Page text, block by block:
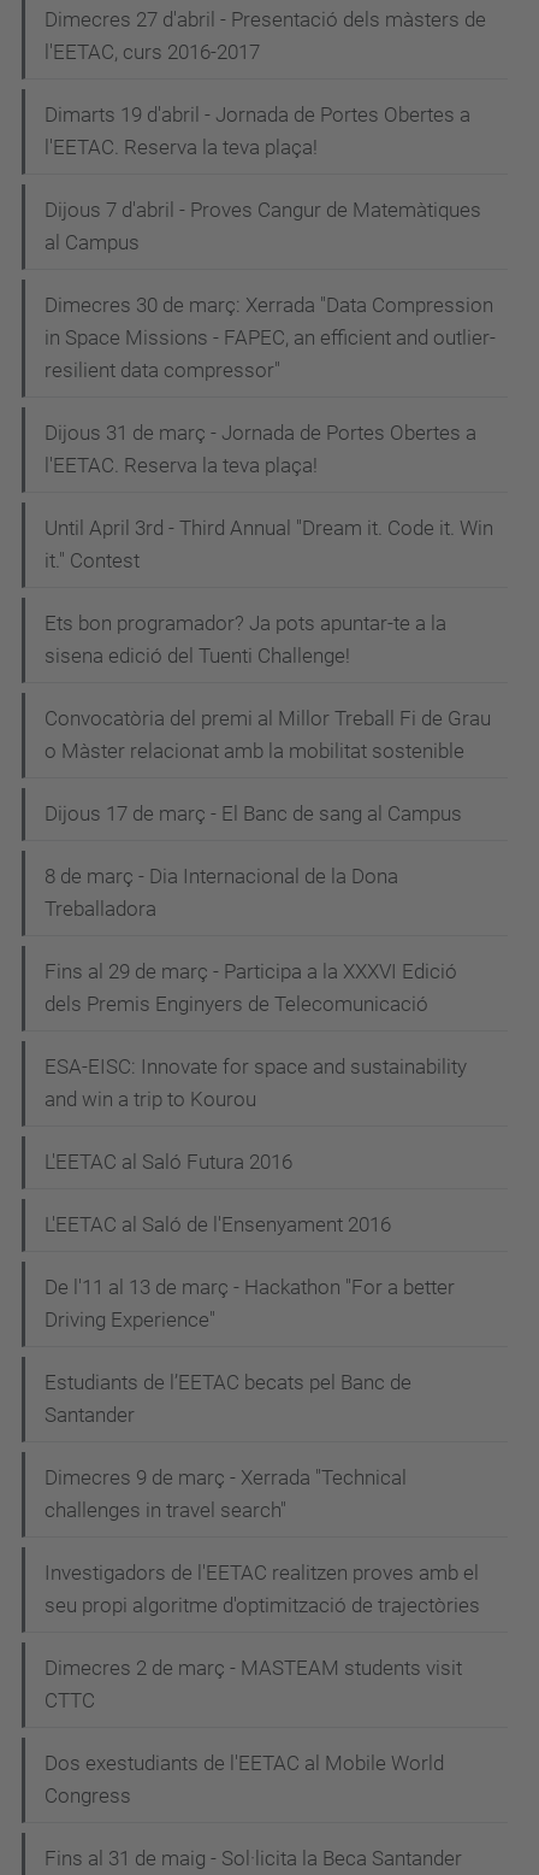
Dimecres 27 d'abril - Presentació dels màsters de
l'EETAC, curs 2016-2017
Dimarts 19 d'abril - Jornada de Portes Obertes a
l'EETAC. Reserva la teva plaça!
Dijous 7 d'abril - Proves Cangur de Matemàtiques
al Campus
Dimecres 30 de març: Xerrada "Data Compression
in Space Missions - FAPEC, an efficient and outlier-
resilient data compressor"
Dijous 31 de març - Jornada de Portes Obertes a
l'EETAC. Reserva la teva plaça!
Until April 3rd - Third Annual "Dream it. Code it. Win
it." Contest
Ets bon programador? Ja pots apuntar-te a la
sisena edició del Tuenti Challenge!
Convocatòria del premi al Millor Treball Fi de Grau
o Màster relacionat amb la mobilitat sostenible
Dijous 17 de març - El Banc de sang al Campus
8 de març - Dia Internacional de la Dona
Treballadora
Fins al 29 de març - Participa a la XXXVI Edició
dels Premis Enginyers de Telecomunicació
ESA-EISC: Innovate for space and sustainability
and win a trip to Kourou
L'EETAC al Saló Futura 2016
L'EETAC al Saló de l'Ensenyament 2016
De l'11 al 13 de març - Hackathon "For a better
Driving Experience"
Estudiants de l’EETAC becats pel Banc de
Santander
Dimecres 9 de març - Xerrada "Technical
challenges in travel search"
Investigadors de l'EETAC realitzen proves amb el
seu propi algoritme d'optimització de trajectòries
Dimecres 2 de març - MASTEAM students visit
CTTC
Dos exestudiants de l'EETAC al Mobile World
Congress
Fins al 31 de maig - Sol·licita la Beca Santander